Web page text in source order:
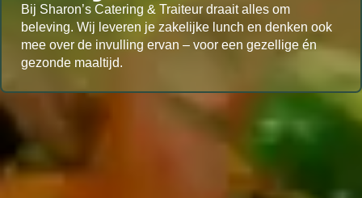
Bij Sharon’s Catering & Traiteur draait alles om
beleving. Wij leveren je zakelijke lunch en denken ook
mee over de invulling ervan – voor een gezellige én
gezonde maaltijd.